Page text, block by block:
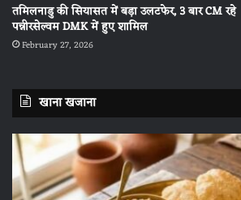
तमिलनाडु की सियासत में बड़ा उलटफेर, 3 बार CM रहे
पन्नीरसेल्वम DMK में हुए शामिल
February 27, 2026
खाना खजाना